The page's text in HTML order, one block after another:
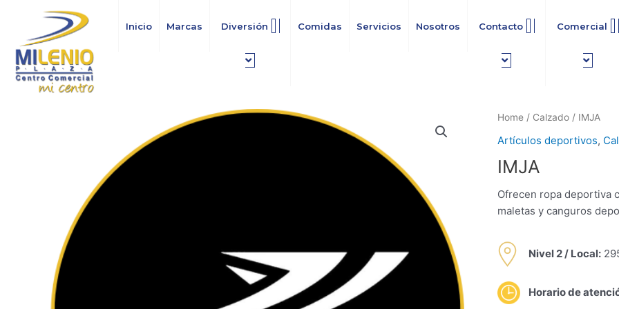
contenido
Inicio Marcas Diversión Comidas Servicios Nosotros Contacto Comercial
Home / Calzado / IMJA
Artículos deportivos,
IMJA
Ofrecen ropa deportiva
maletas y canguros
Nivel 2 / Local:
Horario de